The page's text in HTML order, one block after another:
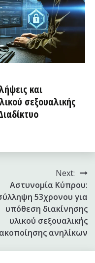
και
σεξουαλικής
Next:
Αστυνομία Κύπρου:
53χρονου για
υπόθεση διακίνησης
υλικού σεξουαλικής
ανηλίκων